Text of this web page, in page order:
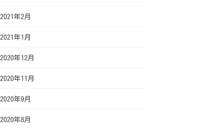
2021年2月
2021年1月
2020年12月
2020年11月
2020年9月
2020年8月